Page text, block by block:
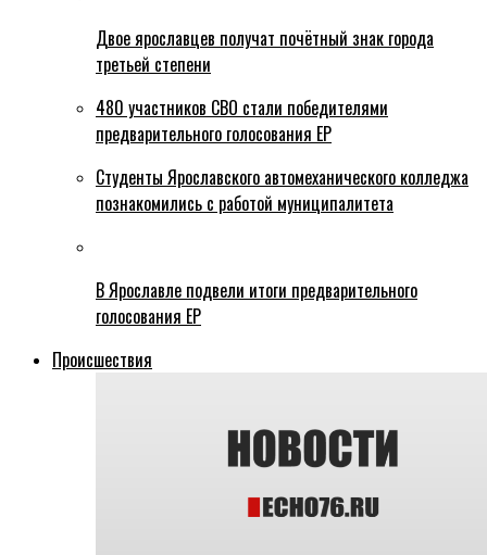
Двое ярославцев получат почётный знак города
третьей степени
480 участников СВО стали победителями
предварительного голосования ЕР
Студенты Ярославского автомеханического колледжа
познакомились с работой муниципалитета
В Ярославле подвели итоги предварительного
голосования ЕР
Происшествия